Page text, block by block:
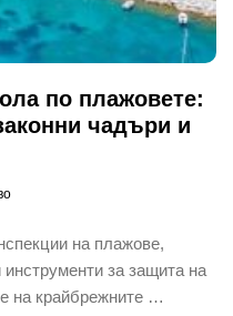
по плажовете:
чадъри и
на плажове,
за защита на
на крайбрежните …